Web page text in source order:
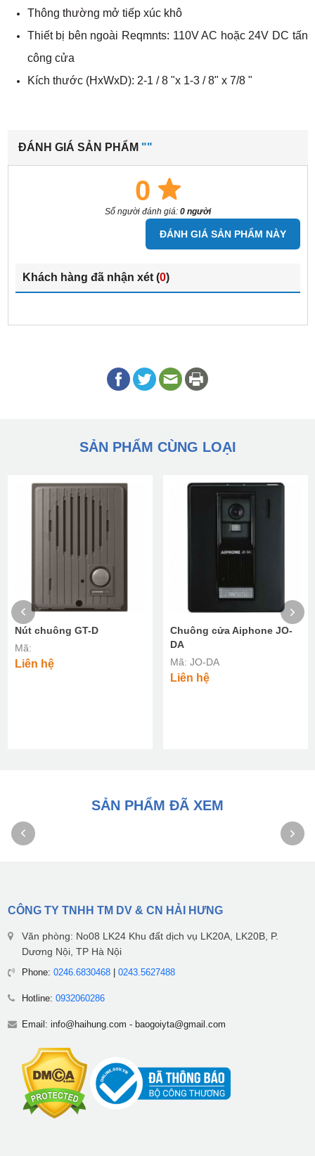
Thông thường mở tiếp xúc khô
Thiết bị bên ngoài Reqmnts: 110V AC hoặc 24V DC tấn
công cửa
Kích thước (HxWxD): 2-1 / 8 "x 1-3 / 8" x 7/8 "
ĐÁNH GIÁ SẢN PHẨM ""
0
Số người đánh giá: 0 người
ĐÁNH GIÁ SẢN PHẨM NÀY
Khách hàng đã nhận xét (0)
SẢN PHẨM CÙNG LOẠI
Nút chuông GT-D
Mã:
Liên hệ
Chuông cửa Aiphone JO-
DA
Mã: JO-DA
Liên hệ
SẢN PHẨM ĐÃ XEM
CÔNG TY TNHH TM DV & CN HẢI HƯNG
Văn phòng: No08 LK24 Khu đất dịch vụ LK20A, LK20B, P.
Dương Nội, TP Hà Nội
Phone: 0246.6830468| 0243.5627488
Hotline: 0932060286
Email: info@haihung.com - baogoiyta@gmail.com